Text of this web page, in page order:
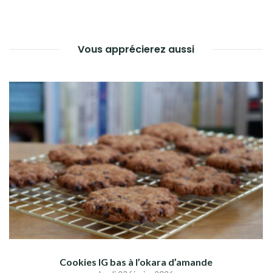
Vous apprécierez aussi
Cookies IG bas à l’okara d’amande